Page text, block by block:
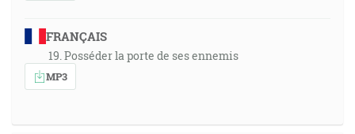
FRANÇAIS
19. Posséder la porte de ses ennemis
MP3